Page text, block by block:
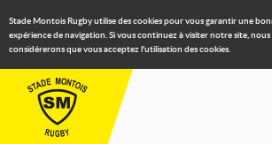
Stade Montois Rugby utilise des cookies pour vous garantir une
expérience de navigation. Si vous continuez à visiter notre site, nous
considérerons que vous acceptez l'utilisation des cookies.